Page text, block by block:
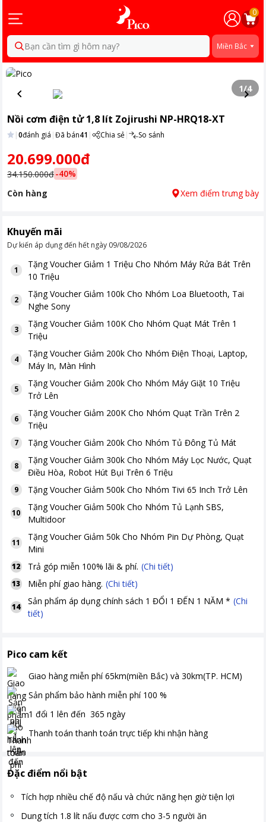
0
Bạn cần tìm gì hôm nay? Miền Bắc
1/4
Nồi cơm điện tử 1,8 lít Zojirushi NP-HRQ18-XT
|0đánh giá |Đã bán41 | Chia sẻ| So sánh
20.699.000đ
34.150.000đ-40%
Còn hàng
Xem điểm trưng bày
Khuyến mãi
Dự kiến áp dụng đến hết ngày 09/08/2026
1
TặngVoucher Giảm 1 Triệu Cho Nhóm Máy Rửa Bát Trên
10 Triệu
2
TặngVoucher Giảm 100k Cho Nhóm Loa Bluetooth, Tai
Nghe Sony
3
TặngVoucher Giảm 100K Cho Nhóm Quạt Mát Trên 1
Triệu
4
TặngVoucher Giảm 200k Cho Nhóm Điện Thoại, Laptop,
Máy In, Màn Hình
5
TặngVoucher Giảm 200k Cho Nhóm Máy Giặt 10 Triệu
Trở Lên
6
TặngVoucher Giảm 200K Cho Nhóm Quạt Trần Trên 2
Triệu
7 TặngVoucher Giảm 200k Cho Nhóm Tủ Đông Tủ Mát
8
TặngVoucher Giảm 300k Cho Nhóm Máy Lọc Nước, Quạt
Điều Hòa, Robot Hút Bụi Trên 6 Triệu
9 TặngVoucher Giảm 500k Cho Nhóm Tivi 65 Inch Trở Lên
10
TặngVoucher Giảm 500k Cho Nhóm Tủ Lạnh SBS,
Multidoor
11
TặngVoucher Giảm 50k Cho Nhóm Pin Dự Phòng, Quạt
Mini
12 Trả góp miễn 100% lãi & phí. (Chi tiết)
13 Miễn phí giao hàng. (Chi tiết)
14
Sản phẩm áp dụng chính sách 1 ĐỔI 1 ĐẾN 1 NĂM * (Chi
tiết)
Pico cam kết
Giao hàng miễn phí 65km(miền Bắc) và 30km(TP. HCM)
Sản phẩm bảo hành miễn phí 100 %
1 đổi 1 lên đến 365 ngày
Thanh toán thanh toán trực tiếp khi nhận hàng
Đặc điểm nổi bật
Tích hợp nhiều chế độ nấu và chức năng hẹn giờ tiện lợi
Dung tích 1.8 lít nấu được cơm cho 3-5 người ăn